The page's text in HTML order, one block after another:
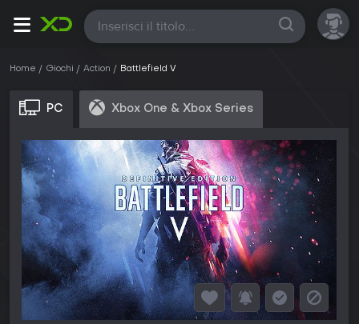
Tutte
Home Giochi Action Battlefield V
PC Xbox One & Xbox Series